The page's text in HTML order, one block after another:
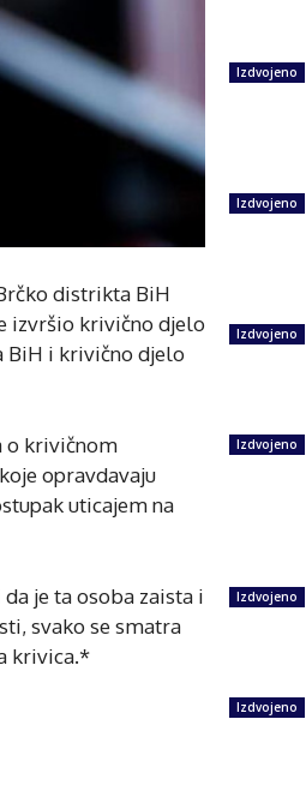
distrikta BiH
izvršio krivično djelo
BiH i krivično djelo
o krivičnom
opravdavaju
uticajem na
je ta osoba zaista i
svako se smatra
krivica.*
Izdvojeno
Izdvojeno
Izdvojeno
Izdvojeno
Izdvojeno
Izdvojeno